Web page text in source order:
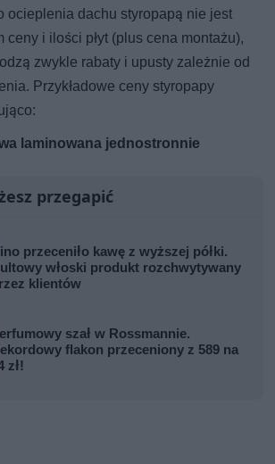
ocieplenia dachu styropapą nie jest
ceny i ilości płyt (plus cena montażu),
zwykle rabaty i upusty zależnie od
Przykładowe ceny styropapy
laminowana jednostronnie
przegapić
przeceniło kawę z wyższej półki.
włoski produkt rozchwytywany
klientów
szał w Rossmannie.
flakon przeceniony z 589 na
zł!